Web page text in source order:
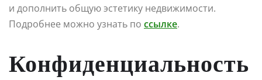
и дополнить общую эстетику недвижимости.
Подробнее можно узнать по ссылке.
Конфиденциальность